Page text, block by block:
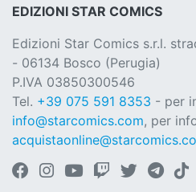
EDIZIONI STAR COMICS
Edizioni Star Comics s.r.l.
- 06134 Bosco (Perugia)
P.IVA 03850300546
Tel. +39 075 591 8353 - per
info@starcomics.com, per